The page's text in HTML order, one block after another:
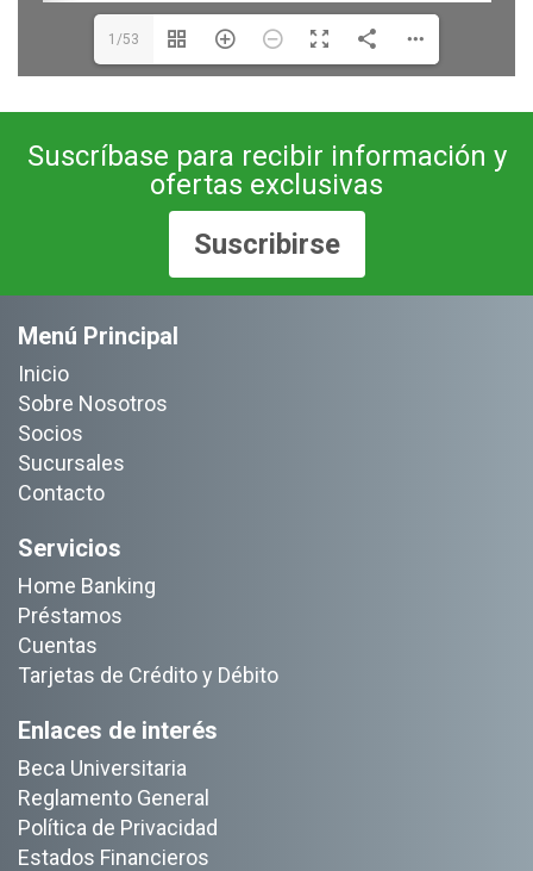
1/53
Suscríbase para recibir información y
ofertas exclusivas
Suscribirse
Menú Principal
Inicio
Sobre Nosotros
Socios
Sucursales
Contacto
Servicios
Home Banking
Préstamos
Cuentas
Tarjetas de Crédito y Débito
Enlaces de interés
Beca Universitaria
Reglamento General
Política de Privacidad
Estados Financieros